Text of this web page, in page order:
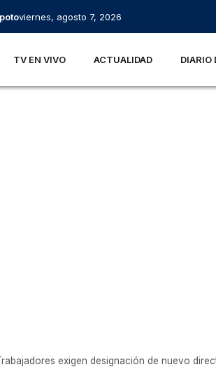
viernes, agosto 7, 2026
TV EN VIVO ACTUALIDAD DIARIO
exigen designación de nuevo